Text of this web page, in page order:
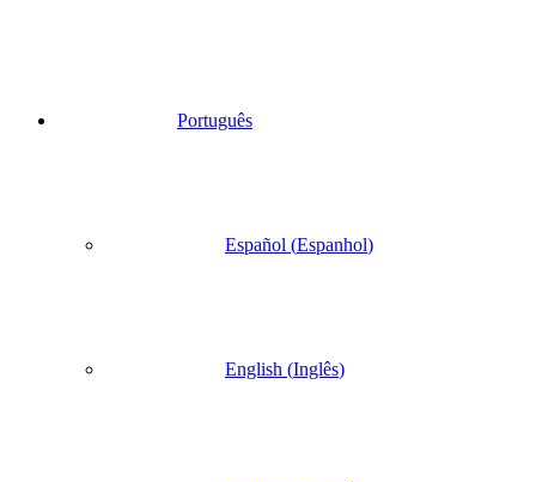
Português
Español (Espanhol)
English (Inglês)